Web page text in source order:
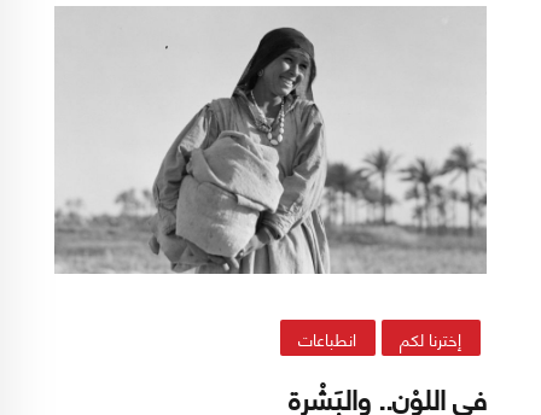
إخترنا لكم انطباعات
في اللوْن.. والبَشْرة